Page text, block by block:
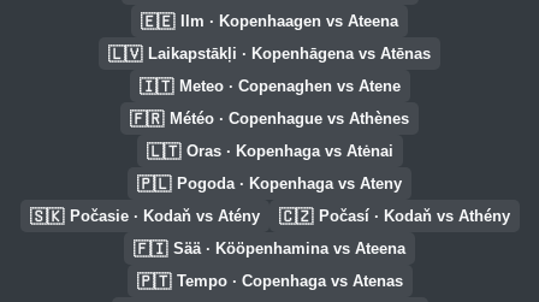
🇪🇪 Ilm · Kopenhaagen vs Ateena
🇱🇻 Laikapstākļi · Kopenhāgena vs Atēnas
🇮🇹 Meteo · Copenaghen vs Atene
🇫🇷 Météo · Copenhague vs Athènes
🇱🇹 Oras · Kopenhaga vs Atėnai
🇵🇱 Pogoda · Kopenhaga vs Ateny
🇸🇰 Počasie · Kodaň vs Atény 🇨🇿 Počasí · Kodaň vs Athény
🇫🇮 Sää · Kööpenhamina vs Ateena
🇵🇹 Tempo · Copenhaga vs Atenas